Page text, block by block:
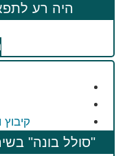
היה רע
"סולל בונה"